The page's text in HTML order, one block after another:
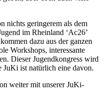
nichts geringerem als dem
im Rheinland ‘Ac26’
dazu aus der ganzen
Workshops, interessante
Dieser Jugendkongress wird
JuKi ist natürlich eine davon.
weiter mit unserer JuKi-